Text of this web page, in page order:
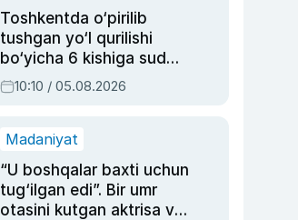
Toshkentda o‘pirilib
tushgan yo‘l qurilishi
bo‘yicha 6 kishiga sud
hukmi o‘qildi
10:10 / 05.08.2026
Madaniyat
“U boshqalar baxti uchun
tug‘ilgan edi”. Bir umr
otasini kutgan aktrisa va